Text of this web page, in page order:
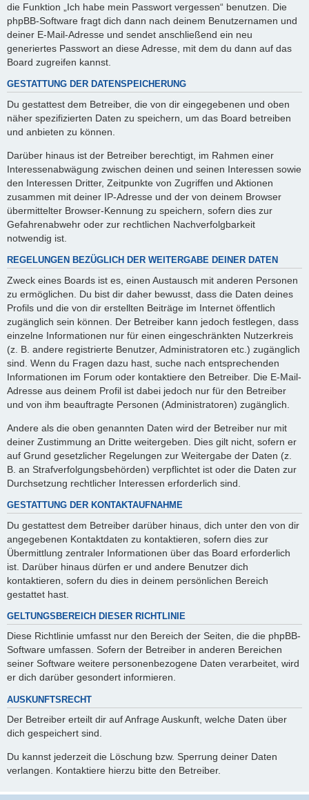
die Funktion „Ich habe mein Passwort vergessen“ benutzen. Die
phpBB-Software fragt dich dann nach deinem Benutzernamen und
deiner E-Mail-Adresse und sendet anschließend ein neu
generiertes Passwort an diese Adresse, mit dem du dann auf das
Board zugreifen kannst.
GESTATTUNG DER DATENSPEICHERUNG
Du gestattest dem Betreiber, die von dir eingegebenen und oben
näher spezifizierten Daten zu speichern, um das Board betreiben
und anbieten zu können.
Darüber hinaus ist der Betreiber berechtigt, im Rahmen einer
Interessenabwägung zwischen deinen und seinen Interessen sowie
den Interessen Dritter, Zeitpunkte von Zugriffen und Aktionen
zusammen mit deiner IP-Adresse und der von deinem Browser
übermittelter Browser-Kennung zu speichern, sofern dies zur
Gefahrenabwehr oder zur rechtlichen Nachverfolgbarkeit
notwendig ist.
REGELUNGEN BEZÜGLICH DER WEITERGABE DEINER DATEN
Zweck eines Boards ist es, einen Austausch mit anderen Personen
zu ermöglichen. Du bist dir daher bewusst, dass die Daten deines
Profils und die von dir erstellten Beiträge im Internet öffentlich
zugänglich sein können. Der Betreiber kann jedoch festlegen, dass
einzelne Informationen nur für einen eingeschränkten Nutzerkreis
(z. B. andere registrierte Benutzer, Administratoren etc.) zugänglich
sind. Wenn du Fragen dazu hast, suche nach entsprechenden
Informationen im Forum oder kontaktiere den Betreiber. Die E-Mail-
Adresse aus deinem Profil ist dabei jedoch nur für den Betreiber
und von ihm beauftragte Personen (Administratoren) zugänglich.
Andere als die oben genannten Daten wird der Betreiber nur mit
deiner Zustimmung an Dritte weitergeben. Dies gilt nicht, sofern er
auf Grund gesetzlicher Regelungen zur Weitergabe der Daten (z.
B. an Strafverfolgungsbehörden) verpflichtet ist oder die Daten zur
Durchsetzung rechtlicher Interessen erforderlich sind.
GESTATTUNG DER KONTAKTAUFNAHME
Du gestattest dem Betreiber darüber hinaus, dich unter den von dir
angegebenen Kontaktdaten zu kontaktieren, sofern dies zur
Übermittlung zentraler Informationen über das Board erforderlich
ist. Darüber hinaus dürfen er und andere Benutzer dich
kontaktieren, sofern du dies in deinem persönlichen Bereich
gestattet hast.
GELTUNGSBEREICH DIESER RICHTLINIE
Diese Richtlinie umfasst nur den Bereich der Seiten, die die phpBB-
Software umfassen. Sofern der Betreiber in anderen Bereichen
seiner Software weitere personenbezogene Daten verarbeitet, wird
er dich darüber gesondert informieren.
AUSKUNFTSRECHT
Der Betreiber erteilt dir auf Anfrage Auskunft, welche Daten über
dich gespeichert sind.
Du kannst jederzeit die Löschung bzw. Sperrung deiner Daten
verlangen. Kontaktiere hierzu bitte den Betreiber.